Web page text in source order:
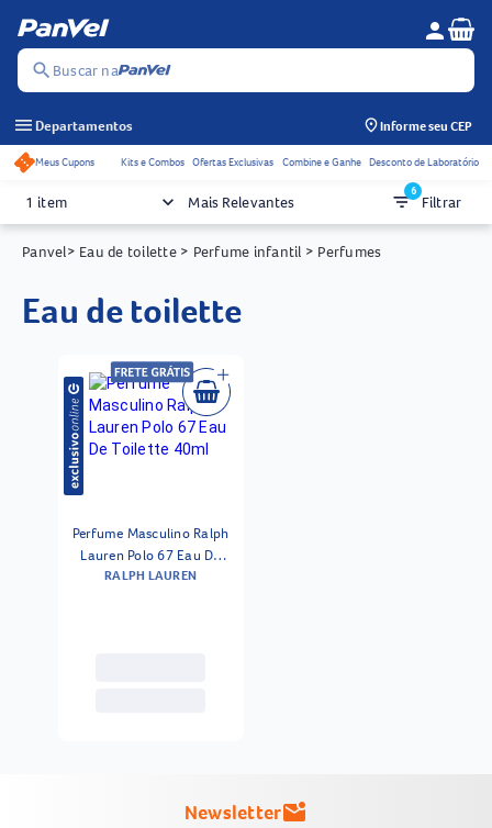
search Buscar na
Menu do
person
menu Departamentos Informe seu CEP
Acessos rápidos do cabeçalho
Meus Cupons Kits e Combos Ofertas Exclusivas Combine e Ganhe Desconto de Laboratório
1 item keyboard_arrow_down Mais Relevantes filter_list6
Filtrar
Panvel> Eau de toilette> Perfume infantil > Perfumes
eau de toilette
Perfume Masculino Ralph
Lauren Polo 67 Eau De
Toilette 40ml
RALPH LAUREN
Newslettermark_email_unread